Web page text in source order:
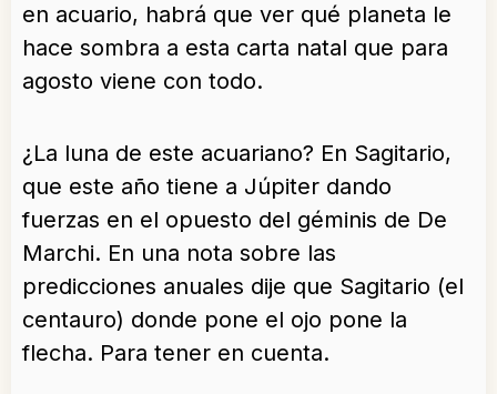
en acuario, habrá que ver qué planeta le
hace sombra a esta carta natal que para
agosto viene con todo.
¿La luna de este acuariano? En Sagitario,
que este año tiene a Júpiter dando
fuerzas en el opuesto del géminis de De
Marchi. En una nota sobre las
predicciones anuales dije que Sagitario (el
centauro) donde pone el ojo pone la
flecha. Para tener en cuenta.